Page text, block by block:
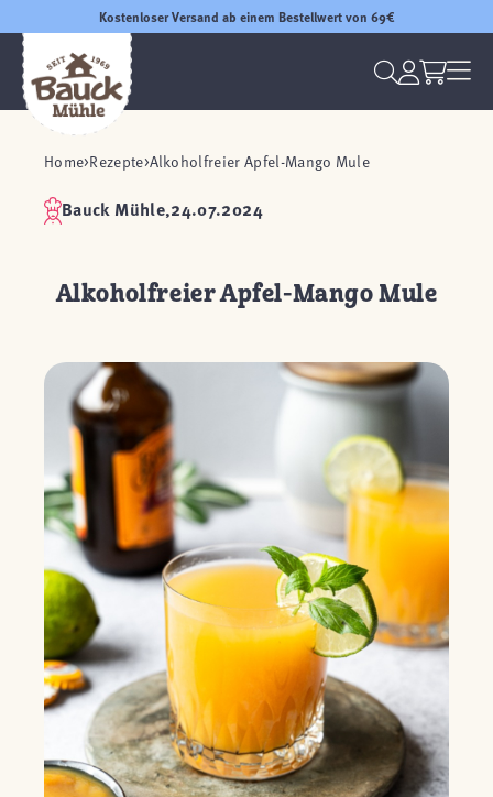
Kostenloser Versand ab einem Bestellwert von 69€
Home Rezepte Alkoholfreier Apfel-Mango Mule
Bauck Mühle,24.07.2024
Alkoholfreier Apfel-Mango Mule